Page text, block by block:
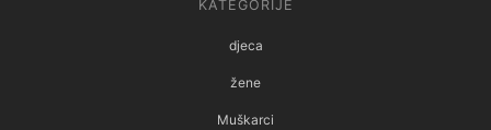
KATEGORIJE
djeca
žene
Muškarci